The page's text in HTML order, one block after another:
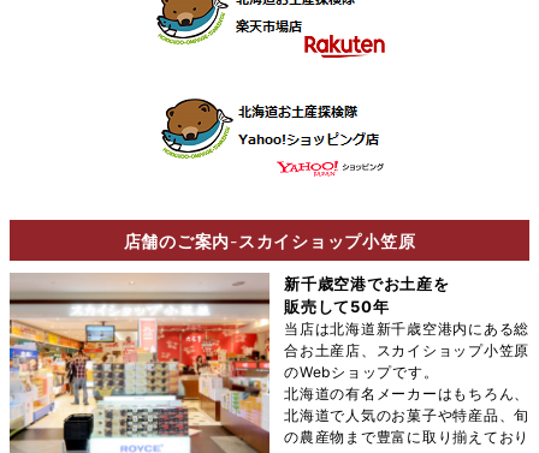
店舗のご案内-スカイショップ小笠原
新千歳空港でお土産を
販売して50年
当店は北海道新千歳空港内にある総
合お土産店、スカイショップ小笠原
のWebショップです。
北海道の有名メーカーはもちろん、
北海道で人気のお菓子や特産品、旬
の農産物まで豊富に取り揃えており